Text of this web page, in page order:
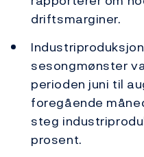
driftsmarginer.
sesongmønster
perioden juni til
foregående
steg
prosent.